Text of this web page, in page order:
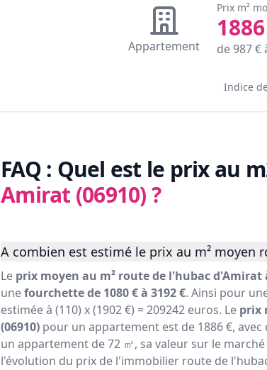
Appartement
Prix m²
1886
de987€
Indice
FAQ : Quel est le prix au
Amirat (06910)?
A combien est estimé le prix au m² moyen
Le prix moyen au m² route de l'hubac d'Amirat
unefourchette de 1080 € à 3192 €. Ainsi pour
estimée à (110) x (1902 €) = 209242 euros. Le prix
(06910) pour un appartement est de 1886 €, avec
un appartement de 72 ㎡, sa valeur sur le
l'évolution du prix de l'immobilier route de